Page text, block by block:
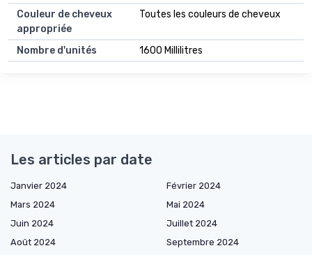
Couleur de cheveux
appropriée
Toutes les couleurs de cheveux
Nombre d'unités 1600 Millilitres
Les articles par date
Janvier 2024
Février 2024
Mars 2024
Mai 2024
Juin 2024
Juillet 2024
Août 2024
Septembre 2024